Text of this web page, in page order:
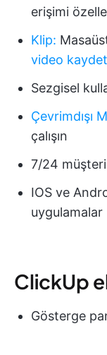
erişimi
Klip:
video
Sezgisel
Çevrimdışı
çalışın
7/24
IOS ve
ClickUp
Gösterge